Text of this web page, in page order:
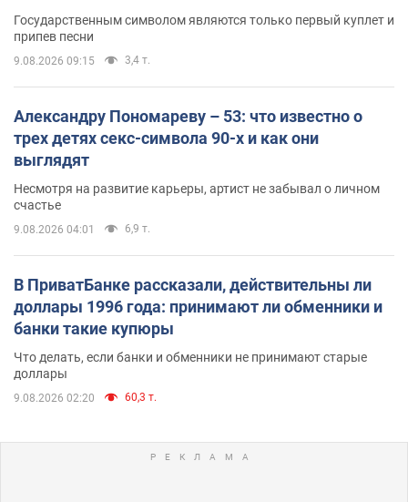
Государственным символом являются только первый куплет и
припев песни
9.08.2026 09:15 3,4 т.
Александру Пономареву – 53: что известно о
трех детях секс-символа 90-х и как они
выглядят
Несмотря на развитие карьеры, артист не забывал о личном
счастье
9.08.2026 04:01 6,9 т.
В ПриватБанке рассказали, действительны ли
доллары 1996 года: принимают ли обменники и
банки такие купюры
Что делать, если банки и обменники не принимают старые
доллары
9.08.2026 02:20 60,3 т.